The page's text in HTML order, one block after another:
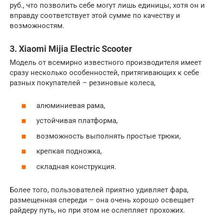
руб., что позволить себе могут лишь единицы, хотя он и
вправду соответствует этой сумме по качеству и
возможностям.
3. Xiaomi Mijia Electric Scooter
Модель от всемирно известного производителя имеет
сразу несколько особенностей, притягивающих к себе
разных покупателей – резиновые колеса,
алюминиевая рама,
устойчивая платформа,
возможность выполнять простые трюки,
крепкая подножка,
складная конструкция.
Более того, пользователей приятно удивляет фара,
размещенная спереди – она очень хорошо освещает
райдеру путь, но при этом не ослепляет прохожих.